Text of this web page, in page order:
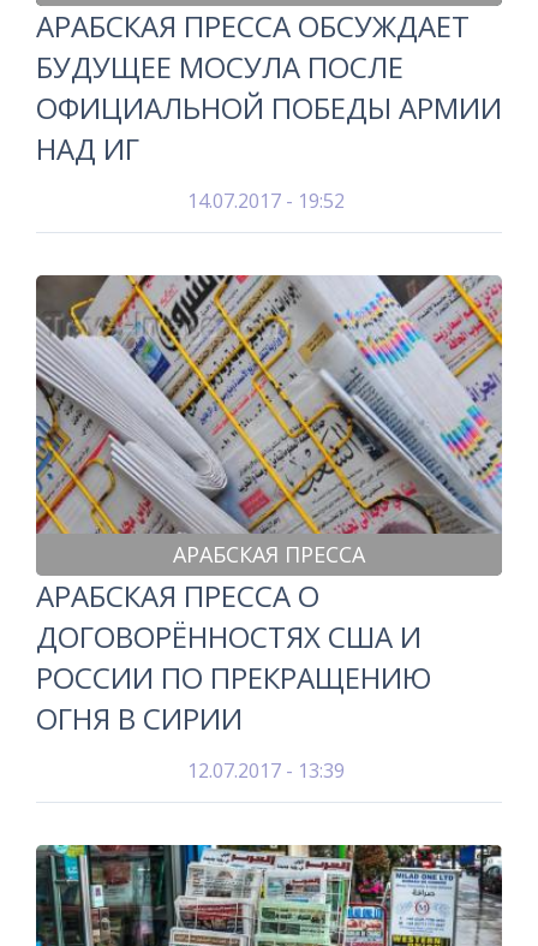
АРАБСКАЯ ПРЕССА ОБСУЖДАЕТ
БУДУЩЕЕ МОСУЛА ПОСЛЕ
ОФИЦИАЛЬНОЙ ПОБЕДЫ АРМИИ
НАД ИГ
14.07.2017 - 19:52
АРАБСКАЯ ПРЕССА
АРАБСКАЯ ПРЕССА О
ДОГОВОРЁННОСТЯХ США И
РОССИИ ПО ПРЕКРАЩЕНИЮ
ОГНЯ В СИРИИ
12.07.2017 - 13:39